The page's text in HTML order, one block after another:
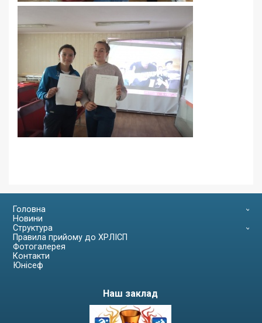
Головна
Новини
Структура
Правила прийому до ХРЛІСП
Фотогалерея
Контакти
Юнісеф
Наш заклад